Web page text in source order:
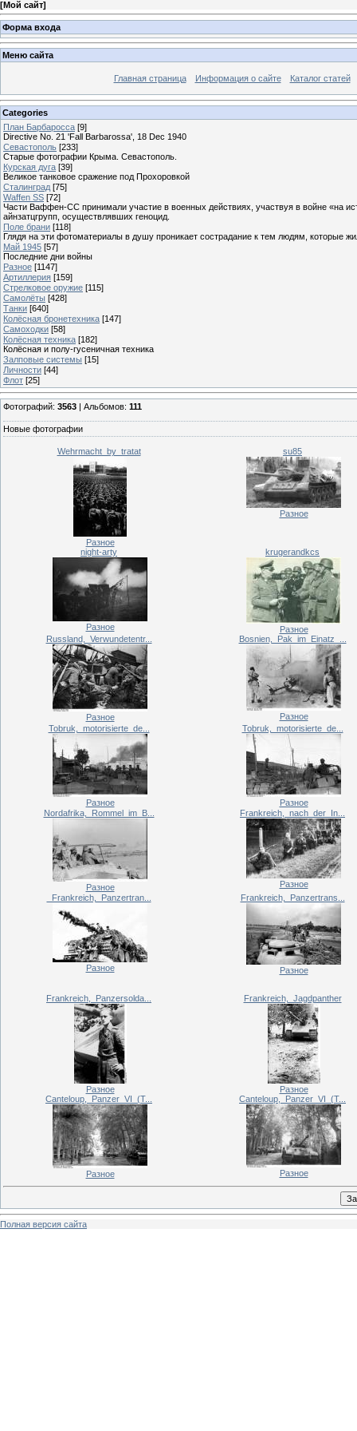
[Мой сайт]
Форма входа
Меню сайта
Главная страница Информация о сайте Каталог статей
Categories
План Барбаросса [9]
Directive No. 21 'Fall Barbarossa', 18 Dec 1940
Севастополь [233]
Старые фотографии Крыма. Севастополь.
Курская дуга [39]
Великое танковое сражение под Прохоровкой
Сталинград [75]
Waffen SS [72]
Части Ваффен-СС принимали участие в военных действиях, участвуя в войне «на
айнзатцгрупп, осуществлявших геноцид.
Поле брани [118]
Глядя на эти фотоматериалы в душу проникает сострадание к тем людям, которые
Май 1945 [57]
Последние дни войны
Разное [1147]
Артиллерия [159]
Стрелковое оружие [115]
Самолёты [428]
Танки [640]
Колёсная бронетехника [147]
Самоходки [58]
Колёсная техника [182]
Колёсная и полу-гусеничная техника
Залповые системы [15]
Личности [44]
Флот [25]
Фотографий: 3563 | Альбомов: 111
Новые фотографии
Wehrmacht_by_tratat
Разное
su85
Разное
night-arty
Разное
krugerandkcs
Разное
Russland,_Verwundetentr...
Разное
Bosnien,_Pak_im_Einatz_...
Разное
Tobruk,_motorisierte_de...
Разное
Tobruk,_motorisierte_de...
Разное
Nordafrika,_Rommel_im_B...
Разное
Frankreich,_nach_der_In...
Разное
_Frankreich,_Panzertran...
Разное
Frankreich,_Panzertrans...
Разное
Frankreich,_Panzersolda...
Разное
Frankreich,_Jagdpanther
Разное
Canteloup,_Panzer_VI_(T...
Разное
Canteloup,_Panzer_VI_(T...
Разное
Полная версия сайта